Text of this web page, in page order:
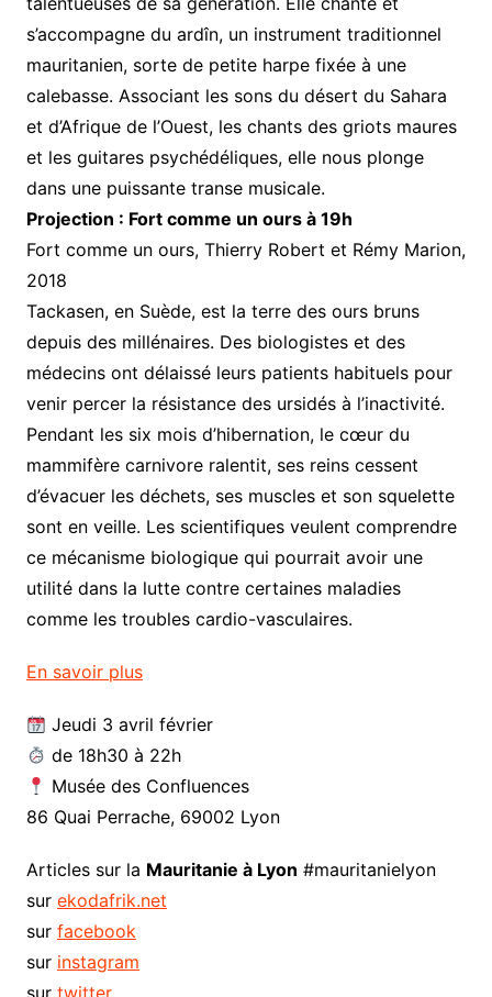
s’accompagne du ardîn, un instrument traditionnel
mauritanien, sorte de petite harpe fixée à une
calebasse. Associant les sons du désert du Sahara
et d’Afrique de l’Ouest, les chants des griots maures
et les guitares psychédéliques, elle nous plonge
dans une puissante transe musicale.
Projection : Fort comme un ours à 19h
Fort comme un ours, Thierry Robert et Rémy Marion,
2018
Tackasen, en Suède, est la terre des ours bruns
depuis des millénaires. Des biologistes et des
médecins ont délaissé leurs patients habituels pour
venir percer la résistance des ursidés à l’inactivité.
Pendant les six mois d’hibernation, le cœur du
mammifère carnivore ralentit, ses reins cessent
d’évacuer les déchets, ses muscles et son squelette
sont en veille. Les scientifiques veulent comprendre
ce mécanisme biologique qui pourrait avoir une
utilité dans la lutte contre certaines maladies
comme les troubles cardio-vasculaires.
En savoir plus
Jeudi 3 avril février
de 18h30 à 22h
Musée des Confluences
86 Quai Perrache, 69002 Lyon
Articles sur la Mauritanie à Lyon #mauritanielyon
sur ekodafrik.net
sur facebook
sur instagram